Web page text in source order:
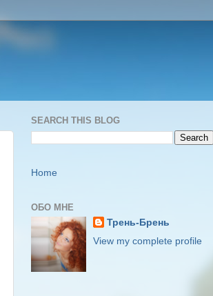
SEARCH THIS BLOG
Home
ОБО МНЕ
Трень-Брень
View my complete profile